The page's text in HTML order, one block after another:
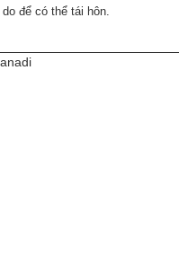
để có thể tái hôn.